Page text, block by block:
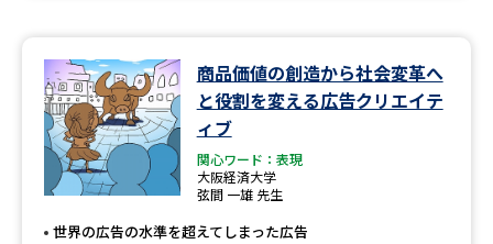
商品価値の創造から社会変革へ
と役割を変える広告クリエイテ
ィブ
関心ワード：表現
大阪経済大学
弦間 一雄 先生
世界の広告の水準を超えてしまった広告